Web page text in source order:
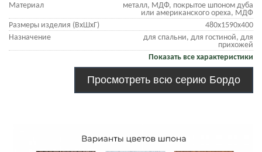
Материал
металл, МДФ, покрытое шпоном дуба
или американского ореха, МДФ
Размеры изделия (ВхШхГ)
480х1590х400
Назначение
для спальни, для гостиной, для
прихожей
Показать все характеристики
Просмотреть всю серию Бордо